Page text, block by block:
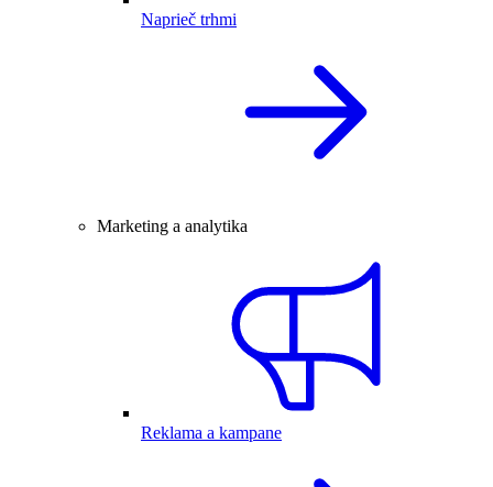
Naprieč trhmi
Marketing a analytika
Reklama a kampane